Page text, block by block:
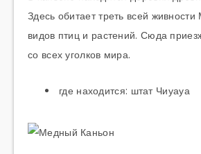
Здесь обитает треть всей живности
видов птиц и растений. Сюда
со всех уголков мира.
где находится: штат Чиуауа